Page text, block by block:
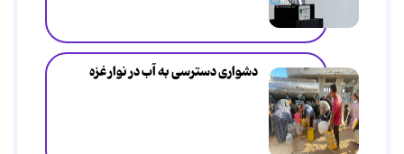
دشواری دسترسی به آب در نوار غزه